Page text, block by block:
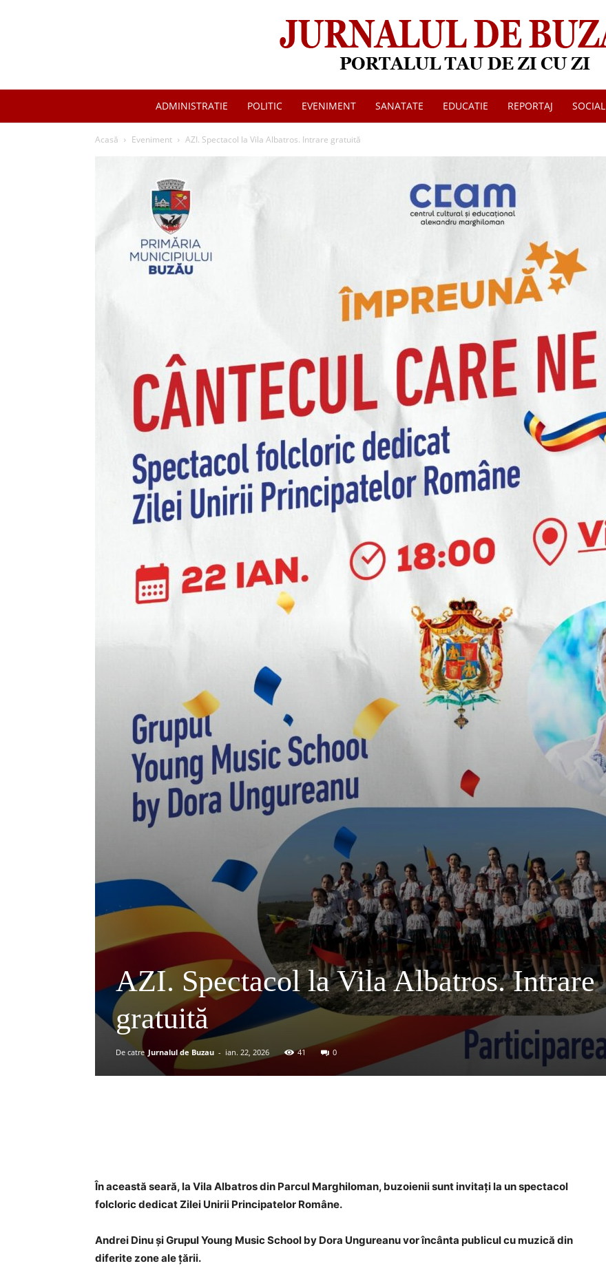
Jurnalul
de
Buzau
ADMINISTRATIE POLITIC EVENIMENT SANATATE EDUCATIE REPORTAJ SOCIAL
Acasă Eveniment AZI. Spectacol la Vila Albatros. Intrare gratuită
AZI. Spectacol la Vila Albatros. Intrare
gratuită
De catre Jurnalul de Buzau - ian. 22, 2026 41 0
În această seară, la Vila Albatros din Parcul Marghiloman, buzoienii sunt invitați la un spectacol
folcloric dedicat Zilei Unirii Principatelor Române.
Andrei Dinu și Grupul Young Music School by Dora Ungureanu vor încânta publicul cu muzică din
diferite zone ale țării.